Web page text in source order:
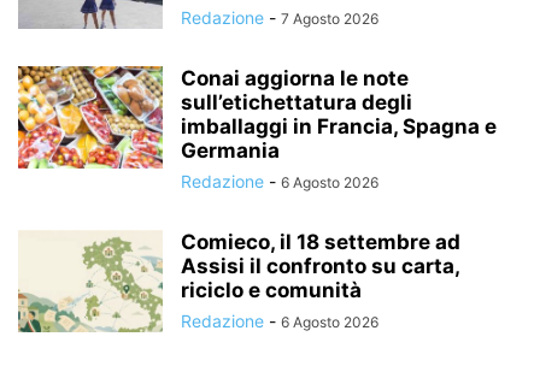
Redazione - 7 Agosto 2026
Conai aggiorna le note
sull’etichettatura degli
imballaggi in Francia, Spagna e
Germania
Redazione - 6 Agosto 2026
Comieco, il 18 settembre ad
Assisi il confronto su carta,
riciclo e comunità
Redazione - 6 Agosto 2026